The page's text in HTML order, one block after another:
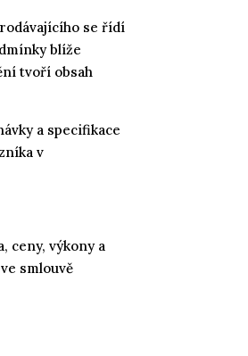
se řídí
blíže
tvoří obsah
a specifikace
v
ceny, výkony a
smlouvě